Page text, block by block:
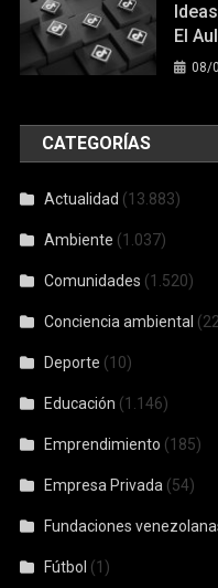
El
08/
CATEGORÍAS
Actualidad (13.883)
Ambiente (1.037)
Comunidades (1.520)
Conciencia ambiental
Deporte (10)
Educación (1.146)
Emprendimiento (185)
Empresa Privada (54)
Fundaciones
Fútbol (1)